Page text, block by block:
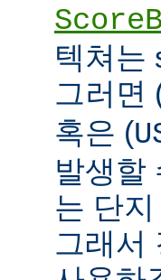
텍쳐는
그러면
혹은 (
발생할
는 단
그래서